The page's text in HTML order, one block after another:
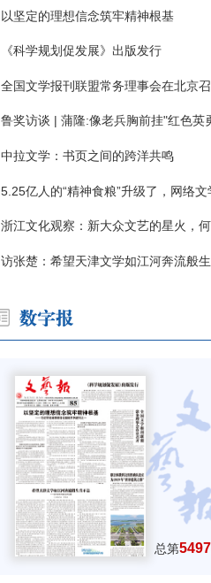
以坚定的理想信念筑牢精神根基
《科学规划促发展》出版发行
全国文学报刊联盟常务理事会在北京
鲁奖访谈 | 蒲隆:像老兵胸前挂"红色英勇
中拉文学：书页之间的跨洋共鸣
5.25亿人的“精神食粮”升级了，网络文学有了哪些新
浙江文化观察：新大众文艺的星火，何以燎
访张楚：希望天津文学如江河奔流般生生
总第5497